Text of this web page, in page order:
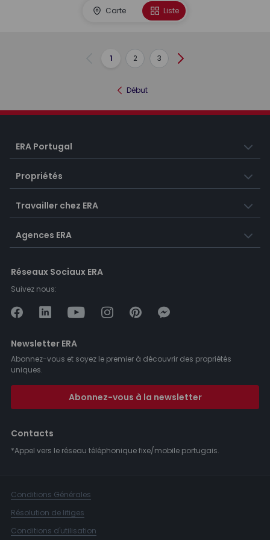
Carte Liste
Précédent
1 2 3 Suivant
Début
ERA Portugal
Propriétés
Travailler chez ERA
Agences ERA
Réseaux Sociaux ERA
Suivez nous:
Newsletter ERA
Abonnez-vous et soyez le premier à découvrir des propriétés
uniques.
Abonnez-vous à la newsletter
Contacts
*Appel vers le réseau téléphonique fixe/mobile portugais.
Conditions Générales
Résolution de litiges
Conditions d'utilisation